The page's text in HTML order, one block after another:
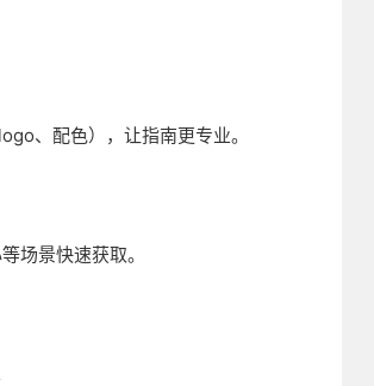
、配色），让指南更专业。
场景快速获取。